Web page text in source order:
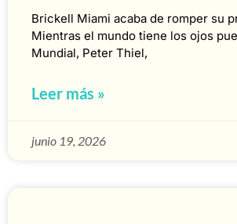
Brickell Miami acaba de romper su
Mientras el mundo tiene los ojos
Mundial, Peter Thiel,
Leer más »
junio 19, 2026